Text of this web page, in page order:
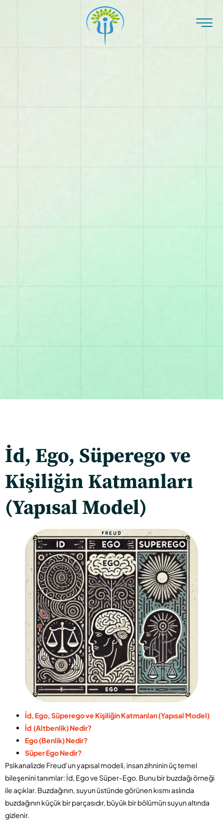
İd, Ego, Süperego ve
Kişiliğin Katmanları
(Yapısal Model)
İd, Ego, Süperego ve Kişiliğin Katmanları (Yapısal Model)
İd (Altbenlik) Nedir?
Ego (Benlik) Nedir?
Süper Ego Nedir?
Psikanalizde Freud’un yapısal modeli, insan zihninin üç temel
bileşenini tanımlar: İd, Ego ve Süper-Ego. Bunu bir buzdağı örneği
ile açıklar. Buzdağının, suyun üstünde görünen kısmı aslında
buzdağının küçük bir parçasıdır, büyük bir bölümün suyun altında
gizlenir.